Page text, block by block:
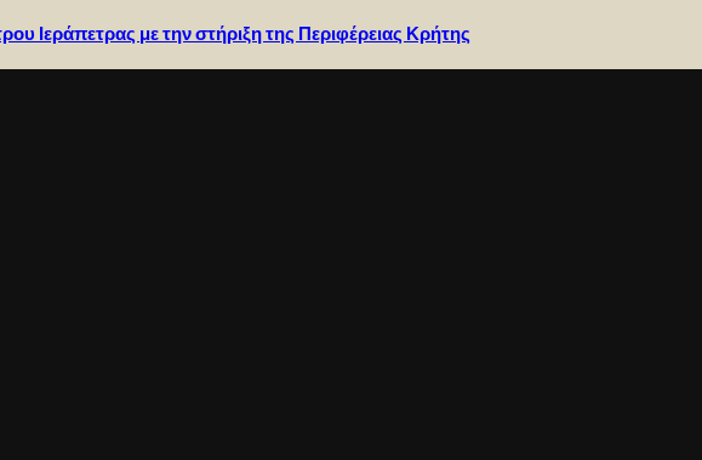
Ιεράπετρας με την στήριξη της Περιφέρειας Κρήτης